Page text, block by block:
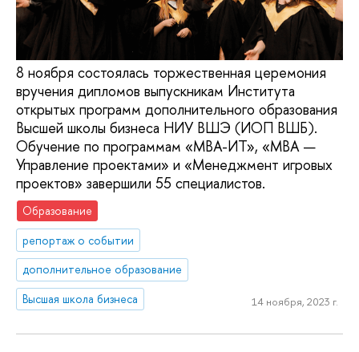
8 ноября состоялась торжественная церемония
вручения дипломов выпускникам Института
открытых программ дополнительного образования
Высшей школы бизнеса НИУ ВШЭ (ИОП ВШБ).
Обучение по программам «МВА-ИТ», «МВА —
Управление проектами» и «Менеджмент игровых
проектов» завершили 55 специалистов.
Образование
репортаж о событии
дополнительное образование
Высшая школа бизнеса
14 ноября, 2023 г.